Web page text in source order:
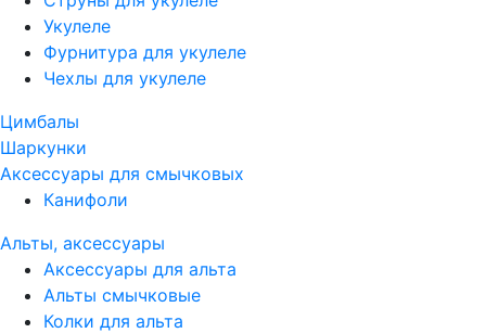
Укулеле
Фурнитура для укулеле
Чехлы для укулеле
Цимбалы
Шаркунки
Аксессуары для смычковых
Канифоли
Альты, аксессуары
Аксессуары для альта
Альты смычковые
Колки для альта